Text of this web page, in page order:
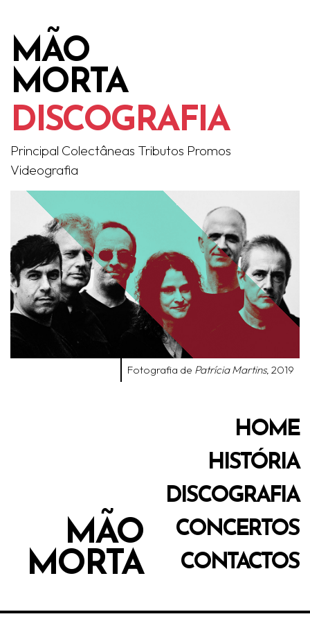
MÃO
MORTA
DISCOGRAFIA
Principal Colectâneas Tributos Promos
Videografia
Fotografia de Patrícia Martins, 2019
MÃO
MORTA
HOME
HISTÓRIA
DISCOGRAFIA
CONCERTOS
CONTACTOS